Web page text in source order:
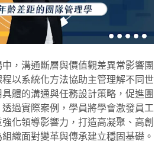
，溝通斷層與價值觀差異常影響團
以系統化方法協助主管理解不同世
體的溝通與任務設計策略，促進團
過實際案例，學員將學會激發員工
化領導影響力，打造高凝聚、高創
織面對變革與傳承建立穩固基礎。